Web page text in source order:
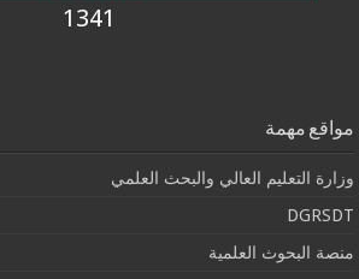
1341
مواقع مهمة
وزارة التعليم العالي والبحث العلمي
DGRSDT
منصة البحوث العلمية